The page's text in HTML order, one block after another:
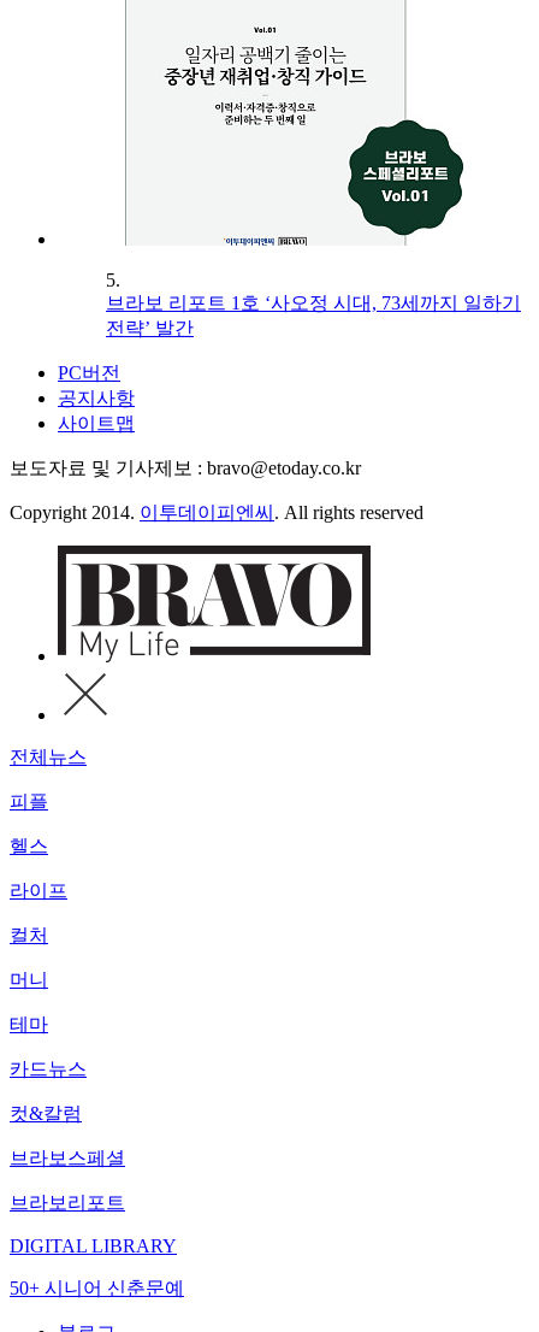
5.
브라보 리포트 1호 ‘사오정 시대, 73세까지 일하기
전략’ 발간
PC버전
공지사항
사이트맵
보도자료 및 기사제보 : bravo@etoday.co.kr
Copyright 2014. 이투데이피엔씨 . All rights reserved
전체뉴스
피플
헬스
라이프
컬처
머니
테마
카드뉴스
컷&칼럼
브라보스페셜
브라보리포트
DIGITAL LIBRARY
50+ 시니어 신춘문예